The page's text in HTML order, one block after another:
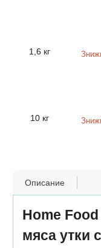
1,6 кг
10 кг
Описание
Home
мяса утки